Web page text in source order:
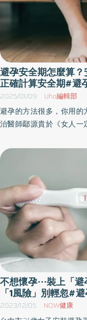
避孕安全期怎麼算？
正確計算安全期#避
2025/01/09 Uho編輯部
避孕的方法很多，你用
治醫師鄢源貴於《女人一
題⋯等，幫助讀者辨識身
和誤診。以下為原書摘文：
不想懷孕⋯裝上「避
「1風險」別輕忽#
2023/12/05 NOW健康